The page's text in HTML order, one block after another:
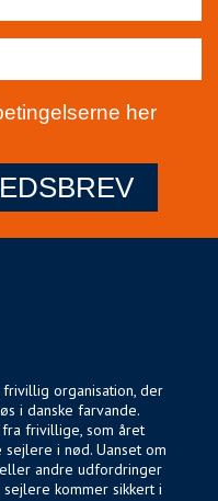
her
frivillig organisation, der
i danske farvande.
frivillige, som året
i nød. Uanset om
andre udfordringer
kommer sikkert i